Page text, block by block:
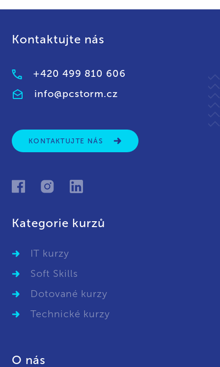
Kontaktujte nás
+420 499 810 606
info@pcstorm.cz
KONTAKTUJTE NÁS
Kategorie kurzů
IT kurzy
Soft Skills
Dotované kurzy
Technické kurzy
O nás